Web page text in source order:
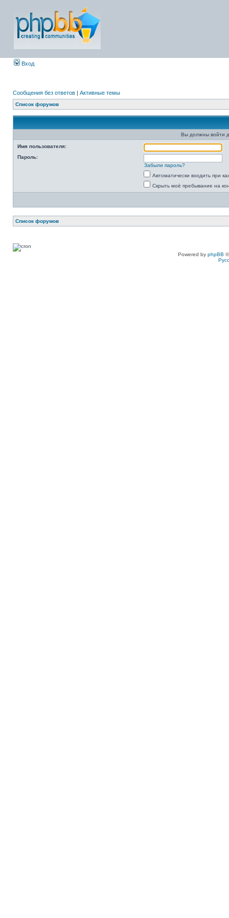
Вход
Сообщения без ответов | Активные темы
Список форумов
Вы должны войти
Имя пользователя:
Пароль:
Забыли пароль?
Автоматически входить при
Скрыть моё пребывание на
Список форумов
Powered by phpBB